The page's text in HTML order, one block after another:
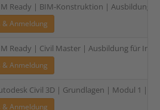
Ready | BIM-Konstruktion | Ausbildung
& Anmeldung
Ready | Civil Master | Ausbildung für
& Anmeldung
Civil 3D | Grundlagen | Modul 1 | 3-
& Anmeldung